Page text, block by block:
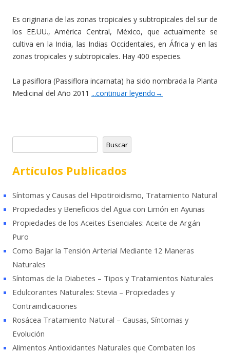
Es originaria de las zonas tropicales y subtropicales del sur de
los EE.UU., América Central, México, que actualmente se
cultiva en la India, las Indias Occidentales, en África y en las
zonas tropicales y subtropicales. Hay 400 especies.
La pasiflora (Passiflora incarnata) ha sido nombrada la Planta
Medicinal del Año 2011 ...continuar leyendo→
u
s
a
Buscar
Artículos Publicados
Síntomas y Causas del Hipotiroidismo, Tratamiento Natural
Propiedades y Beneficios del Agua con Limón en Ayunas
Propiedades de los Aceites Esenciales: Aceite de Argán
Puro
Como Bajar la Tensión Arterial Mediante 12 Maneras
Naturales
Síntomas de la Diabetes – Tipos y Tratamientos Naturales
Edulcorantes Naturales: Stevia – Propiedades y
Contraindicaciones
Rosácea Tratamiento Natural – Causas, Síntomas y
Evolución
Alimentos Antioxidantes Naturales que Combaten los